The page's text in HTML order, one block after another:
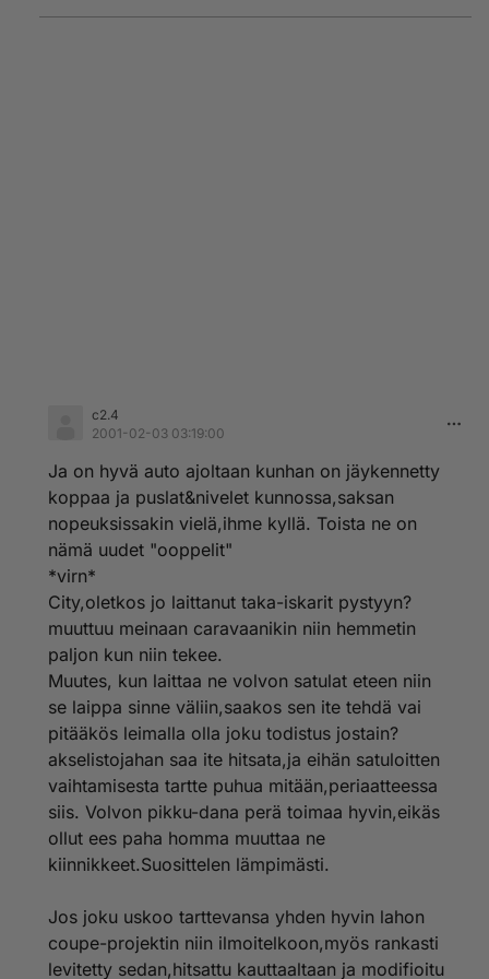
c2.4
2001-02-03 03:19:00
Ja on hyvä auto ajoltaan kunhan on jäykennetty
koppaa ja puslat&nivelet kunnossa,saksan
nopeuksissakin vielä,ihme kyllä. Toista ne on
nämä uudet "ooppelit"
*virn*
City,oletkos jo laittanut taka-iskarit pystyyn?
muuttuu meinaan caravaanikin niin hemmetin
paljon kun niin tekee.
Muutes, kun laittaa ne volvon satulat eteen niin
se laippa sinne väliin,saakos sen ite tehdä vai
pitääkös leimalla olla joku todistus jostain?
akselistojahan saa ite hitsata,ja eihän satuloitten
vaihtamisesta tartte puhua mitään,periaatteessa
siis. Volvon pikku-dana perä toimaa hyvin,eikäs
ollut ees paha homma muuttaa ne
kiinnikkeet.Suosittelen lämpimästi.
Jos joku uskoo tarttevansa yhden hyvin lahon
coupe-projektin niin ilmoitelkoon,myös rankasti
levitetty sedan,hitsattu kauttaaltaan ja modifioitu